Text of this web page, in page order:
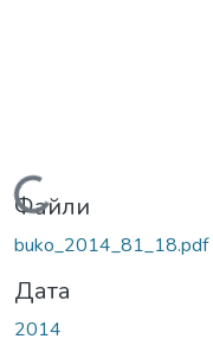
Вантажиться...
Файли
buko_2014_81_18.pdf
Дата
2014